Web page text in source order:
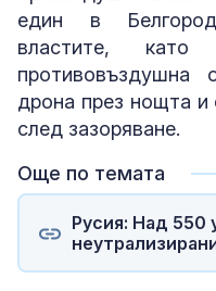
един в
властите,
противовъздушна
дрона през нощта и
след зазоряване.
Още по темата
Русия: Над 550